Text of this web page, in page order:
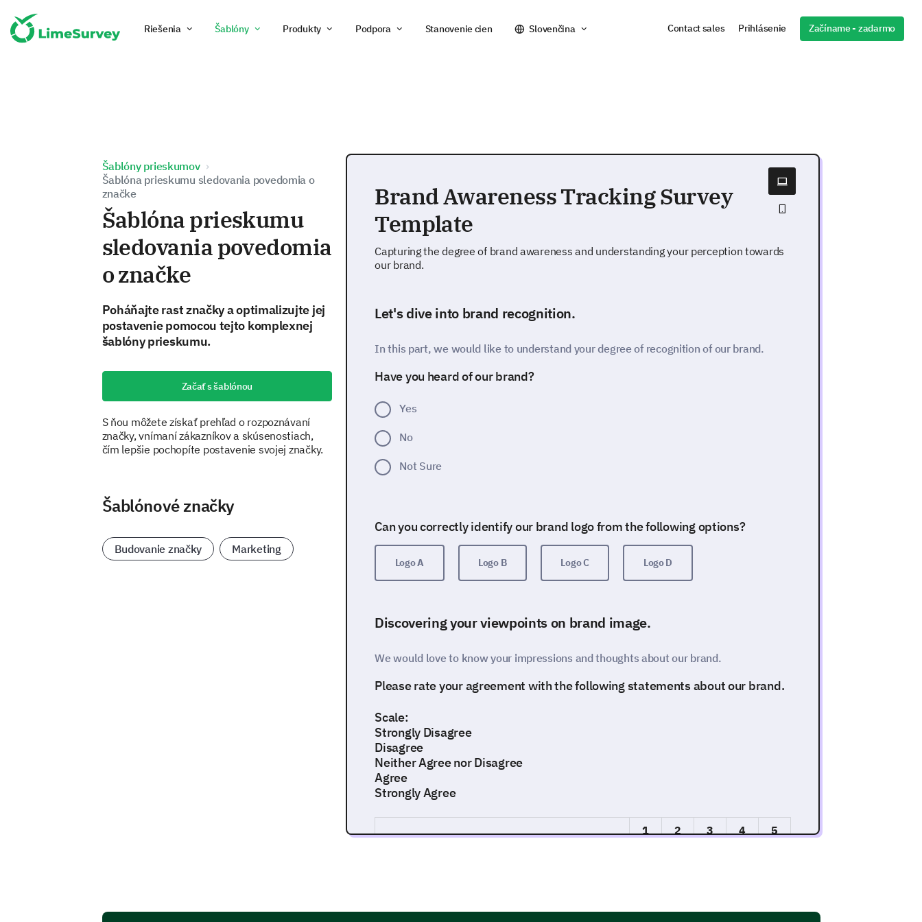
Riešenia Šablóny Produkty Podpora Stanovenie cien Slovenčina Contact sales Prihlásenie Začíname - zadarmo
Šablóny prieskumov
Šablóna prieskumu sledovania povedomia o
značke
Šablóna prieskumu
sledovania povedomia
o značke
Poháňajte rast značky a optimalizujte jej
postavenie pomocou tejto komplexnej
šablóny prieskumu.
Začať s šablónou
S ňou môžete získať prehľad o rozpoznávaní
značky, vnímaní zákazníkov a skúsenostiach,
čím lepšie pochopíte postavenie svojej značky.
Šablónové značky
Budovanie značky Marketing
Brand Awareness Tracking Survey
Template
Capturing the degree of brand awareness and understanding your perception towards
our brand.
Let's dive into brand recognition.
In this part, we would like to understand your degree of recognition of our brand.
Have you heard of our brand?
Yes
No
Not Sure
Can you correctly identify our brand logo from the following options?
Logo A Logo B Logo C Logo D
Discovering your viewpoints on brand image.
We would love to know your impressions and thoughts about our brand.
Please rate your agreement with the following statements about our brand.
Scale:
Strongly Disagree
Disagree
Neither Agree nor Disagree
Agree
Strongly Agree
1 2 3 4
5
Our brand values its customers.